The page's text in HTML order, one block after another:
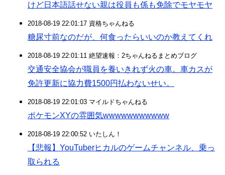
けど日本語話せない親は役員も係も免除でモヤモヤ
2018-08-19 22:01:17 資格ちゃんねる
糖尿寸前なのだが、何食ったらいいのか教えてくれ
2018-08-19 22:01:11 絶望速報：2ちゃんねるまとめブログ
交通安全協会が職員を養いきれず火の車。車カスが
免許更新に協力費1500円払わないせい。
2018-08-19 22:01:03 マイルドちゃんねる
ポケモンXYの雰囲気wwwwwwwwwww
2018-08-19 22:00:52 いたしん！
【悲報】YouTuberヒカルのゲームチャンネル、乗っ
取られる